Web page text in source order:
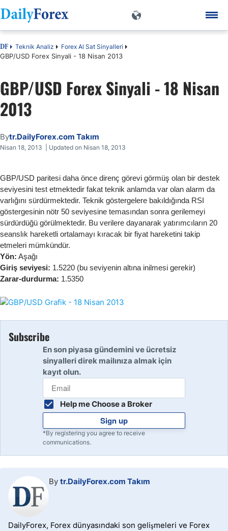
DF Teknik Analiz Forex Al Sat Sinyalleri
GBP/USD Forex Sinyali - 18 Nisan 2013
GBP/USD Forex Sinyali - 18 Nisan
2013
Bytr.DailyForex.com Takım
Nisan 18, 2013 | Updated on Nisan 18, 2013
GBP/USD paritesi daha önce direnç görevi görmüş olan bir destek
seviyesini test etmektedir fakat teknik anlamda var olan alarm da
varlığını sürdürmektedir. Teknik göstergelere bakıldığında RSI
göstergesinin nötr 50 seviyesine temasından sonra gerilemeyi
sürdürdüğü görülmektedir. Bu verilere dayanarak yatırımcıların 20
seanslık hareketli ortalamayı kıracak bir fiyat hareketini takip
etmeleri mümkündür.
Yön: Aşağı
Giriş seviyesi: 1.5220 (bu seviyenin altına inilmesi gerekir)
Zarar-durdurma: 1.5350
Subscribe
En son piyasa gündemini ve ücretsiz
sinyalleri direk mailınıza almak için
kayıt olun.
Help me Choose a Broker
Sign up
*By registering you agree to receive
communications.
By tr.DailyForex.com Takım
DailyForex, Forex dünyasındaki son gelişmeleri ve Forex